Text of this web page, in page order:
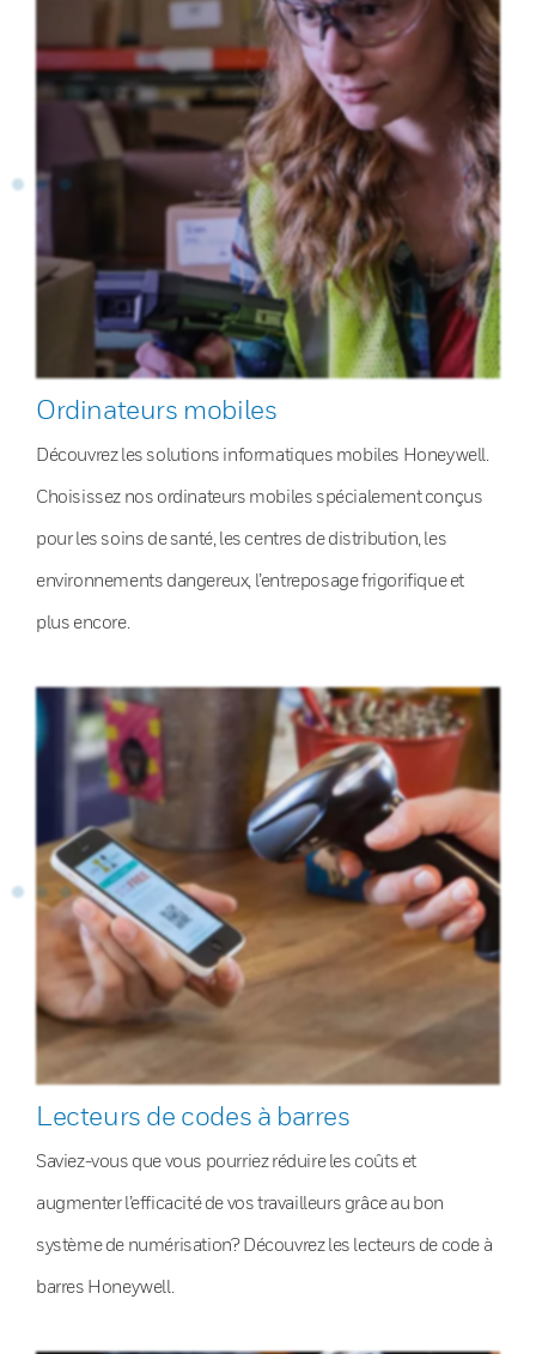
Ordinateurs mobiles
Découvrez les solutions informatiques mobiles Honeywell.
Choisissez nos ordinateurs mobiles spécialement conçus
pour les soins de santé, les centres de distribution, les
environnements dangereux, l’entreposage frigorifique et
plus encore.
Lecteurs de codes à barres
Saviez-vous que vous pourriez réduire les coûts et
augmenter l’efficacité de vos travailleurs grâce au bon
système de numérisation? Découvrez les lecteurs de code à
barres Honeywell.